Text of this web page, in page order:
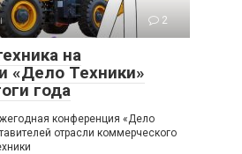
2
на
«Дело Техники»
года
конференция «Дело
отрасли коммерческого